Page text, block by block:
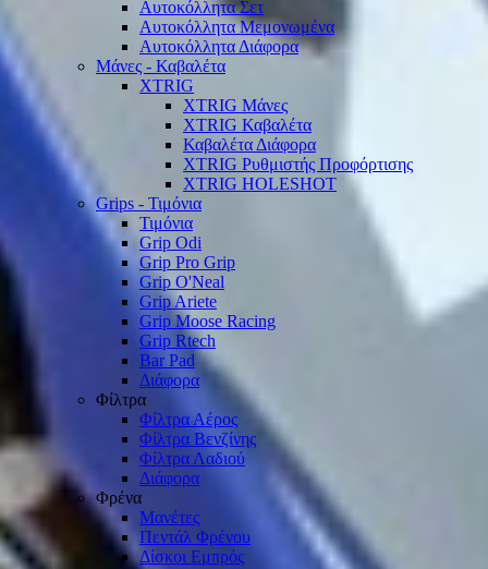
Αυτοκόλλητα Σετ
Αυτοκόλλητα Μεμονωμένα
Αυτοκόλλητα Διάφορα
Μάνες - Καβαλέτα
XTRIG
XTRIG Μάνες
XTRIG Καβαλέτα
Καβαλέτα Διάφορα
XTRIG Ρυθμιστής Προφόρτισης
XTRIG HOLESHOT
Grips - Τιμόνια
Τιμόνια
Grip Odi
Grip Pro Grip
Grip O'Neal
Grip Ariete
Grip Moose Racing
Grip Rtech
Bar Pad
Διάφορα
Φίλτρα
Φίλτρα Αέρος
Φίλτρα Βενζίνης
Φίλτρα Λαδιού
Διάφορα
Φρένα
Μανέτες
Πεντάλ Φρένου
Δίσκοι Εμπρός